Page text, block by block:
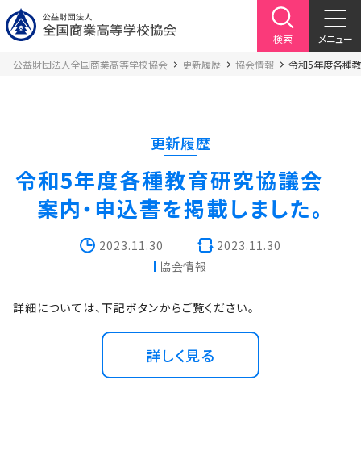
検索
メニュー
公益財団法人全国商業高等学校協会
更新履歴 協会情報 令和5年度各種
更新履歴
令和5年度各種教育研究協議会
案内・申込書を掲載しました。
2023.11.30
2023.11.30
協会情報
詳細については、下記ボタンからご覧ください。
詳しく見る